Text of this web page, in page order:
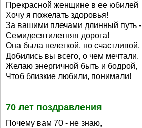
Прекрасной женщине в ее юбилей
Хочу я пожелать здоровья!
За вашими плечами длинный путь -
Семидесятилетняя дорога!
Она была нелегкой, но счастливой.
Добились вы всего, о чем мечтали.
Желаю энергичной быть и бодрой,
Чтоб близкие любили, понимали!
70 лет поздравления
Почему вам 70 - не знаю,